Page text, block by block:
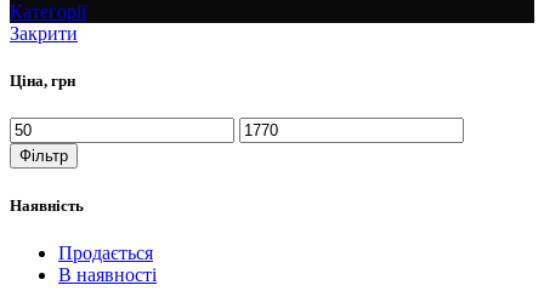
Категорії
Закрити
Ціна, грн
Фільтр
Наявність
Продається
В наявності